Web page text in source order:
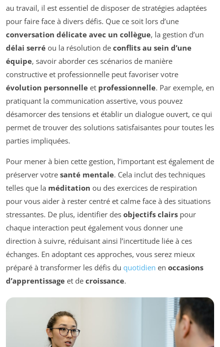
au travail, il est essentiel de disposer de stratégies adaptées
pour faire face à divers défis. Que ce soit lors d’une
conversation délicate avec un collègue, la gestion d’un
délai serré ou la résolution de conflits au sein d’une
équipe, savoir aborder ces scénarios de manière
constructive et professionnelle peut favoriser votre
évolution personnelle et professionnelle. Par exemple, en
pratiquant la communication assertive, vous pouvez
désamorcer des tensions et établir un dialogue ouvert, ce qui
permet de trouver des solutions satisfaisantes pour toutes les
parties impliquées.
Pour mener à bien cette gestion, l’important est également de
préserver votre santé mentale. Cela inclut des techniques
telles que la méditation ou des exercices de respiration
pour vous aider à rester centré et calme face à des situations
stressantes. De plus, identifier des objectifs clairs pour
chaque interaction peut également vous donner une
direction à suivre, réduisant ainsi l’incertitude liée à ces
échanges. En adoptant ces approches, vous serez mieux
préparé à transformer les défis du quotidien en occasions
d’apprentissage et de croissance.